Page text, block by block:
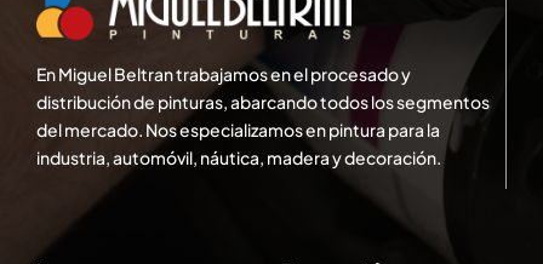
En Miguel Beltran trabajamos en el procesado y
distribución de pinturas, abarcando todos los segmentos
del mercado. Nos especializamos en pintura para la
industria, automóvil, náutica, madera y decoración.